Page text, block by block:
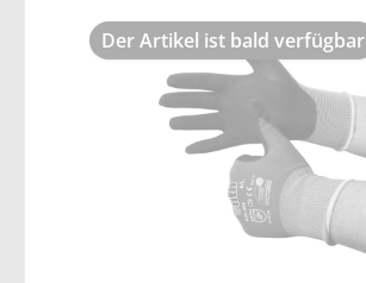
Der Artikel ist bald verfügbar